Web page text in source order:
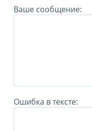
Ваше сообщение:
Ошибка в тексте: